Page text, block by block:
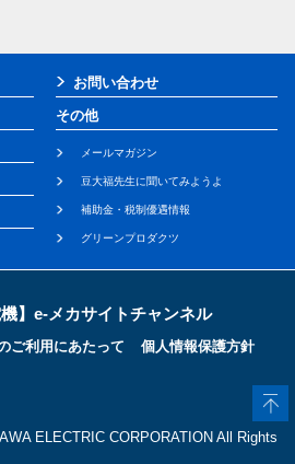
お問い合わせ
その他
メールマガジン
豆大福先生に聞いてみようよ
補助金・税制優遇情報
グリーンプロダクツ
】e-メカサイトチャンネル
ご利用にあたって
個人情報保護方針
ELECTRIC CORPORATION All Rights